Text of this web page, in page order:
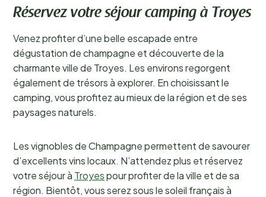
Réservez votre séjour camping à Troyes
Venez profiter d’une belle escapade entre
dégustation de champagne et découverte de la
charmante ville de Troyes. Les environs regorgent
également de trésors à explorer. En choisissant le
camping, vous profitez au mieux de la région et de ses
paysages naturels.
Les vignobles de Champagne permettent de savourer
d’excellents vins locaux. N’attendez plus et réservez
votre séjour à Troyespour profiter de la ville et de sa
région. Bientôt, vous serez sous le soleil français à